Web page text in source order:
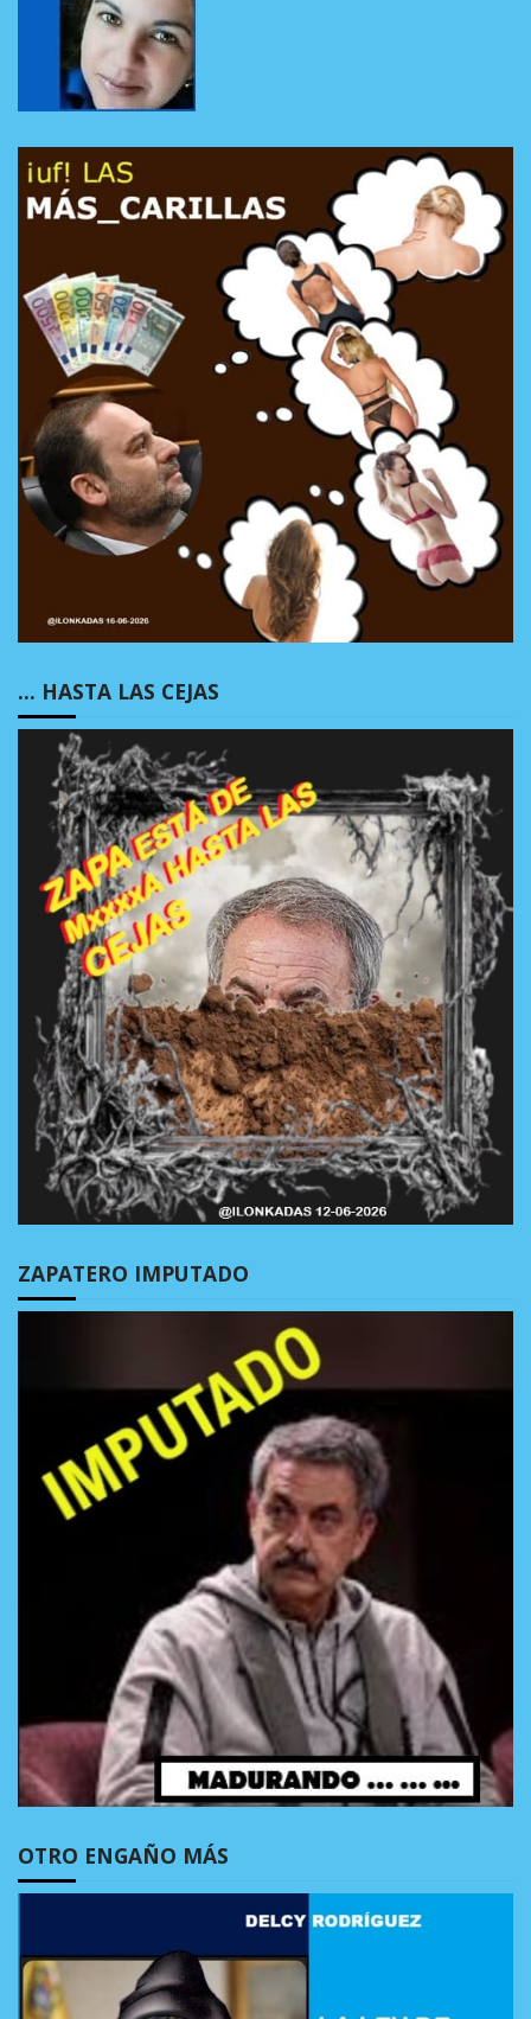
… HASTA LAS CEJAS
ZAPATERO IMPUTADO
OTRO ENGAÑO MÁS